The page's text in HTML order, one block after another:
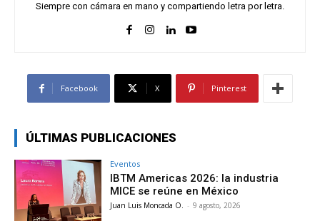
Siempre con cámara en mano y compartiendo letra por letra.
Facebook X Pinterest
ÚLTIMAS PUBLICACIONES
Eventos
IBTM Americas 2026: la industria
MICE se reúne en México
Juan Luis Moncada O. - 9 agosto, 2026